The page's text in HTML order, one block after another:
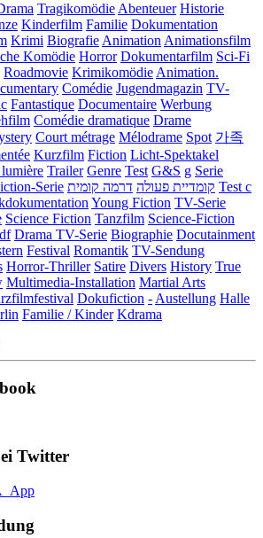
Tragikomödie Abenteuer Historie
Kinderfilm Familie Dokumentation
Krimi Biografie Animation Animationsfilm
Komödie Horror Dokumentarfilm Sci-Fi
Roadmovie Krimikomödie Animation.
Comédie Jugendmagazin TV-
Fantastique Documentaire Werbung
Comédie dramatique Drame
Court métrage Mélodrame Spot 가족
Kurzfilm Fiction Licht-Spektakel
lumière Trailer Genre Test G&S g Serie
Serie קומדיית פעולה דרמה קומית
Test c
Young Fiction TV-Serie
Science Fiction Tanzfilm Science-Fiction
Drama TV-Serie Biographie Docutainment
Festival Romantik TV-Sendung
Horror-Thriller Satire Divers History True
Multimedia-Installation Martial Arts
Dokufiction - Austellung Halle
Familie / Kinder Kdrama
Twitter